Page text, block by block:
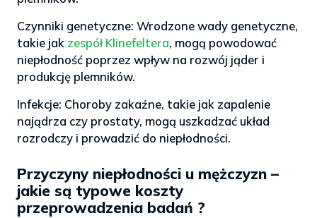
Czynniki genetyczne: Wrodzone wady genetyczne,
takie jak zespół Klinefeltera, mogą powodować
niepłodność poprzez wpływ na rozwój jąder i
produkcję plemników.
Infekcje: Choroby zakaźne, takie jak zapalenie
najądrza czy prostaty, mogą uszkadzać układ
rozrodczy i prowadzić do niepłodności.
Przyczyny niepłodności u mężczyzn –
jakie są typowe koszty
przeprowadzenia badań ?